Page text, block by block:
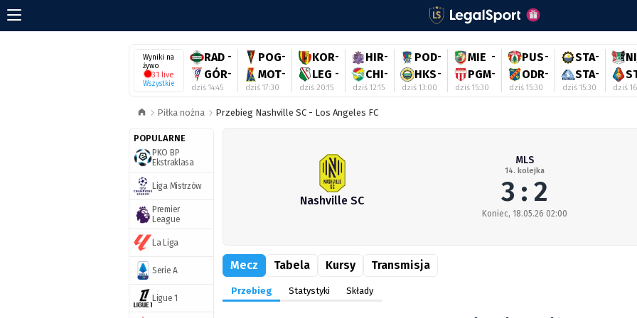
Wyniki na
żywo
31 live
Wszystkie
RAD -
GÓR-
dziś 14:45
POG-
MOT-
dziś 17:30
KOR-
LEG -
dziś 20:15
HIR-
CHI-
dziś 12:15
POD-
HKS-
dziś 13:00
MIE -
PGM-
dziś 15:30
PUS-
ODR-
dziś 15:30
STA-
STA-
dziś 15:30 dziś
Piłka nożna Przebieg Nashville SC - Los Angeles FC
POPULARNE
PKO BP
Ekstraklasa
Liga Mistrzów
Premier
League
La Liga
Serie A
Ligue 1
Nashville SC
MLS
14. kolejka
3 : 2
Koniec, 18.05.26 02:00
Mecz Tabela Kursy Transmisja
Przebieg Statystyki Składy